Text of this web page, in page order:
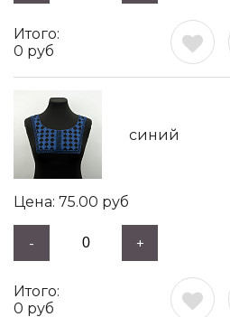
0 руб
синий
75.00 руб
- +
0 руб